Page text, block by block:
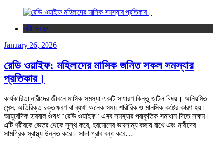
নারী স্বাস্থ্য
January 26, 2026
রেডি ওয়াইফ: মহিলাদের মাসিক জনিত সকল সমস্যার
প্রতিকার।
কার্যকারিতা নারীদের জীবনে মাসিক সমস্যা একটি সাধারণ কিন্তু জটিল বিষয়। অনিয়মিত
মেন্স, অতিরিক্ত রক্তক্ষরণ বা ব্যথা অনেক সময় শারীরিক ও মানসিক কষ্টের কারণ হয়।
আয়ুর্বেদিক হারবাল ঔষধ “রেডি ওয়াইফ” এসব সমস্যার প্রাকৃতিক সমাধান দিতে সক্ষম।
এটি শরীরকে ভেতর থেকে সুস্থ করে, হরমোনের ভারসাম্য বজায় রাখে এবং নারীদের
সামগ্রিক স্বাস্থ্য উন্নত করে। সাদা প্রাব বন্ধ করে…